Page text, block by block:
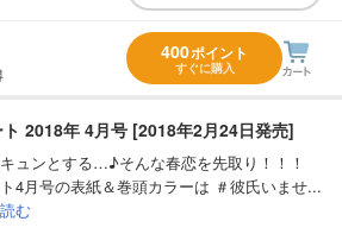
400ポイント
すぐに購入
2018年 4月号 [2018年2月24日発売]
ュンとする…♪そんな春恋を先取り！！！
4月号の表紙＆巻頭カラーは ＃彼氏いませ...
む